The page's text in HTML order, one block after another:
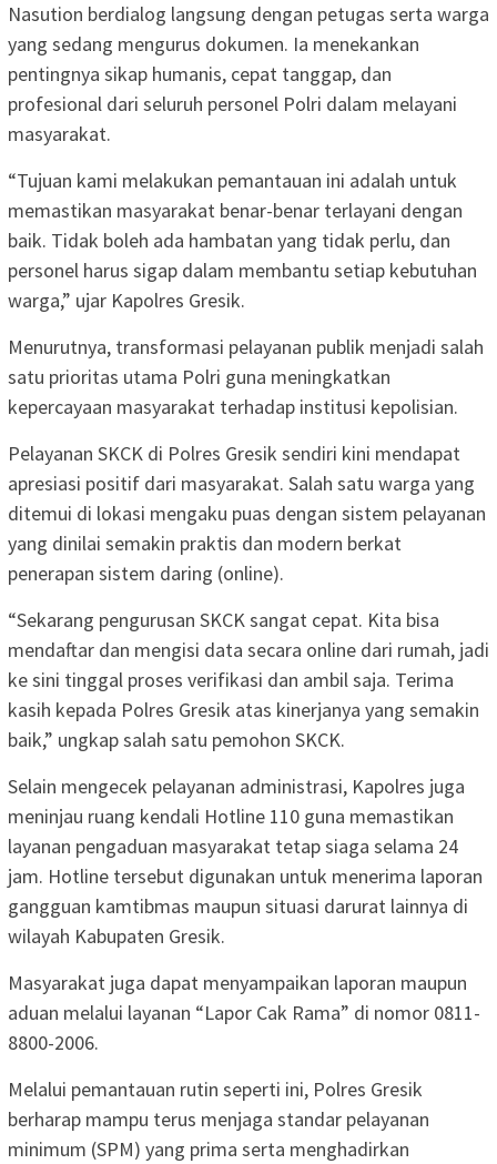
Nasution berdialog langsung dengan petugas serta warga
yang sedang mengurus dokumen. Ia menekankan
pentingnya sikap humanis, cepat tanggap, dan
profesional dari seluruh personel Polri dalam melayani
masyarakat.
“Tujuan kami melakukan pemantauan ini adalah untuk
memastikan masyarakat benar-benar terlayani dengan
baik. Tidak boleh ada hambatan yang tidak perlu, dan
personel harus sigap dalam membantu setiap kebutuhan
warga,” ujar Kapolres Gresik.
Menurutnya, transformasi pelayanan publik menjadi salah
satu prioritas utama Polri guna meningkatkan
kepercayaan masyarakat terhadap institusi kepolisian.
Pelayanan SKCK di Polres Gresik sendiri kini mendapat
apresiasi positif dari masyarakat. Salah satu warga yang
ditemui di lokasi mengaku puas dengan sistem pelayanan
yang dinilai semakin praktis dan modern berkat
penerapan sistem daring (online).
“Sekarang pengurusan SKCK sangat cepat. Kita bisa
mendaftar dan mengisi data secara online dari rumah, jadi
ke sini tinggal proses verifikasi dan ambil saja. Terima
kasih kepada Polres Gresik atas kinerjanya yang semakin
baik,” ungkap salah satu pemohon SKCK.
Selain mengecek pelayanan administrasi, Kapolres juga
meninjau ruang kendali Hotline 110 guna memastikan
layanan pengaduan masyarakat tetap siaga selama 24
jam. Hotline tersebut digunakan untuk menerima laporan
gangguan kamtibmas maupun situasi darurat lainnya di
wilayah Kabupaten Gresik.
Masyarakat juga dapat menyampaikan laporan maupun
aduan melalui layanan “Lapor Cak Rama” di nomor 0811-
8800-2006.
Melalui pemantauan rutin seperti ini, Polres Gresik
berharap mampu terus menjaga standar pelayanan
minimum (SPM) yang prima serta menghadirkan